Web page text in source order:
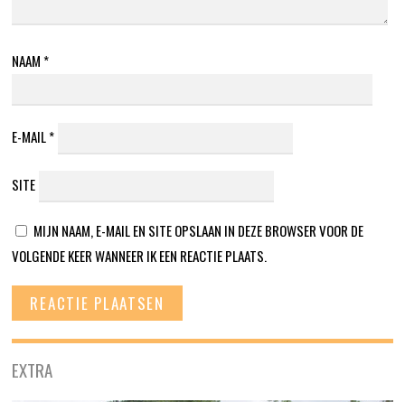
NAAM *
E-MAIL*
SITE
MIJN NAAM, E-MAIL EN SITE OPSLAAN IN DEZE BROWSER VOOR DE
VOLGENDE KEER WANNEER IK EEN REACTIE PLAATS.
EXTRA